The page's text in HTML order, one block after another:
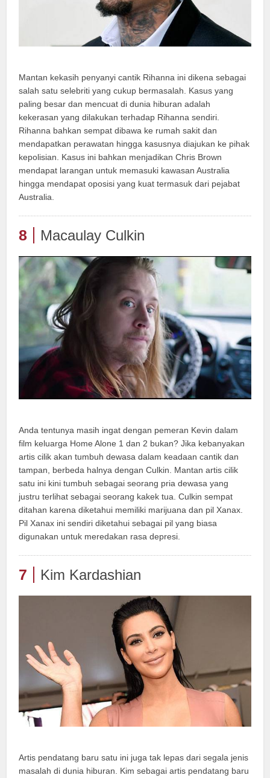
Mantan kekasih penyanyi cantik Rihanna ini dikena sebagai
salah satu selebriti yang cukup bermasalah. Kasus yang
paling besar dan mencuat di dunia hiburan adalah
kekerasan yang dilakukan terhadap Rihanna sendiri.
Rihanna bahkan sempat dibawa ke rumah sakit dan
mendapatkan perawatan hingga kasusnya diajukan ke pihak
kepolisian. Kasus ini bahkan menjadikan Chris Brown
mendapat larangan untuk memasuki kawasan Australia
hingga mendapat oposisi yang kuat termasuk dari pejabat
Australia.
8 Macaulay Culkin
Anda tentunya masih ingat dengan pemeran Kevin dalam
film keluarga Home Alone 1 dan 2 bukan? Jika kebanyakan
artis cilik akan tumbuh dewasa dalam keadaan cantik dan
tampan, berbeda halnya dengan Culkin. Mantan artis cilik
satu ini kini tumbuh sebagai seorang pria dewasa yang
justru terlihat sebagai seorang kakek tua. Culkin sempat
ditahan karena diketahui memiliki marijuana dan pil Xanax.
Pil Xanax ini sendiri diketahui sebagai pil yang biasa
digunakan untuk meredakan rasa depresi.
7 Kim Kardashian
Artis pendatang baru satu ini juga tak lepas dari segala jenis
masalah di dunia hiburan. Kim sebagai artis pendatang baru